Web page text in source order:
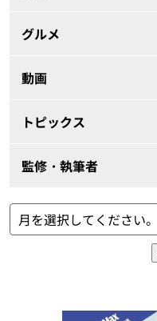
グルメ
動画
トピックス
監修・執筆者